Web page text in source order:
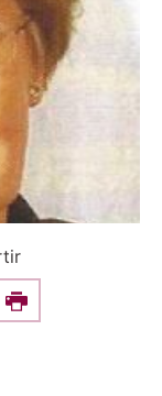
this on Facebook
Print